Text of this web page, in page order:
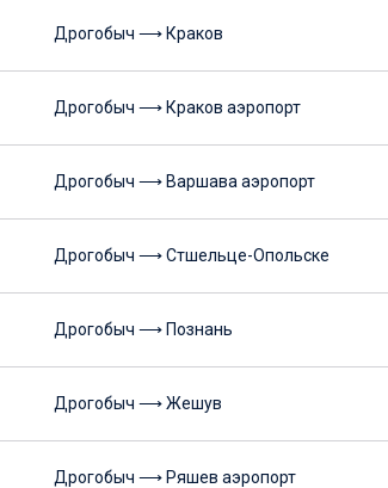
Дрогобыч ⟶ Краков
Дрогобыч ⟶ Краков аэропорт
Дрогобыч ⟶ Варшава аэропорт
Дрогобыч ⟶ Стшельце-Опольске
Дрогобыч ⟶ Познань
Дрогобыч ⟶ Жешув
Дрогобыч ⟶ Ряшев аэропорт